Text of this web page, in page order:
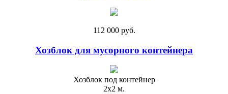
112 000 руб.
Хозблок для мусорного контейнера
Хозблок под контейнер
2х2 м.